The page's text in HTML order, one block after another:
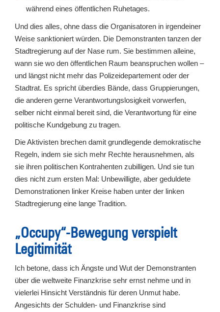
während eines öffentlichen Ruhetages.
Und dies alles, ohne dass die Organisatoren in irgendeiner
Weise sanktioniert würden. Die Demonstranten tanzen der
Stadtregierung auf der Nase rum. Sie bestimmen alleine,
wann sie wo den öffentlichen Raum beanspruchen wollen –
und längst nicht mehr das Polizeidepartement oder der
Stadtrat. Es spricht überdies Bände, dass Gruppierungen,
die anderen gerne Verantwortungslosigkeit vorwerfen,
selber nicht einmal bereit sind, die Verantwortung für eine
politische Kundgebung zu tragen.
Die Aktivisten brechen damit grundlegende demokratische
Regeln, indem sie sich mehr Rechte herausnehmen, als
sie ihren politischen Kontrahenten zubilligen. Und sie tun
dies nicht zum ersten Mal: Unbewilligte, aber geduldete
Demonstrationen linker Kreise haben unter der linken
Stadtregierung eine lange Tradition.
„Occupy“-Bewegung verspielt
Legitimität
Ich betone, dass ich Ängste und Wut der Demonstranten
über die weltweite Finanzkrise sehr ernst nehme und in
vielerlei Hinsicht Verständnis für deren Unmut habe.
Angesichts der Schulden- und Finanzkrise sind